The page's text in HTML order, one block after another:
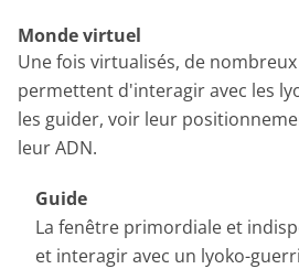
Monde virtuel
Une fois virtualisés, de
permettent d'interagir avec les
les guider, voir leur
leur ADN.
Guide
La fenêtre primordiale et
et interagir avec un lyoko-